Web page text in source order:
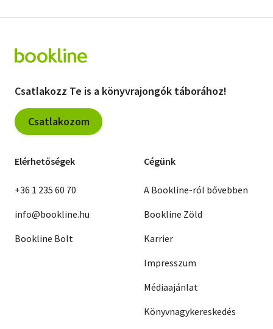
Csatlakozz Te is a könyvrajongók táborához!
Csatlakozom
Elérhetőségek
+36 1 235 60 70
info@bookline.hu
Bookline Bolt
Cégünk
A Bookline-ról bővebben
Bookline Zöld
Karrier
Impresszum
Médiaajánlat
Könyvnagykereskedés